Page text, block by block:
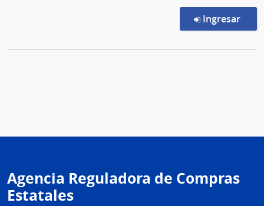
Ingresar
Agencia Reguladora de Compras
Estatales